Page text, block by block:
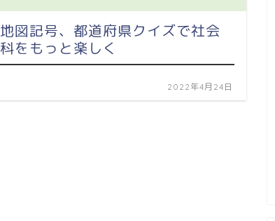
地図記号、都道府県クイズで社会
科をもっと楽しく
2022年4月24日